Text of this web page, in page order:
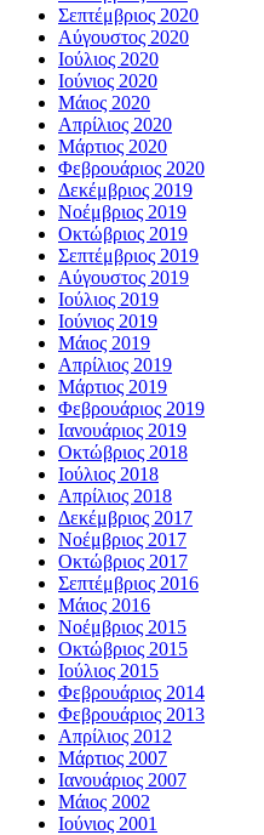
Σεπτέμβριος 2020
Αύγουστος 2020
Ιούλιος 2020
Ιούνιος 2020
Μάιος 2020
Απρίλιος 2020
Μάρτιος 2020
Φεβρουάριος 2020
Δεκέμβριος 2019
Νοέμβριος 2019
Οκτώβριος 2019
Σεπτέμβριος 2019
Αύγουστος 2019
Ιούλιος 2019
Ιούνιος 2019
Μάιος 2019
Απρίλιος 2019
Μάρτιος 2019
Φεβρουάριος 2019
Ιανουάριος 2019
Οκτώβριος 2018
Ιούλιος 2018
Απρίλιος 2018
Δεκέμβριος 2017
Νοέμβριος 2017
Οκτώβριος 2017
Σεπτέμβριος 2016
Μάιος 2016
Νοέμβριος 2015
Οκτώβριος 2015
Ιούλιος 2015
Φεβρουάριος 2014
Φεβρουάριος 2013
Απρίλιος 2012
Μάρτιος 2007
Ιανουάριος 2007
Μάιος 2002
Ιούνιος 2001